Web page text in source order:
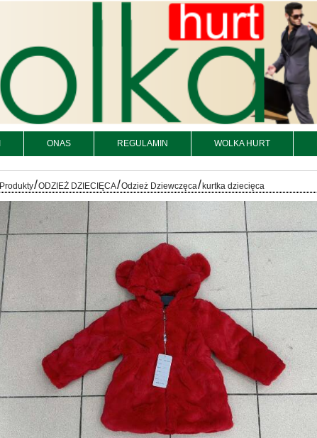
ONAS REGULAMIN WOLKA HURT
Produkty/ODZIEŻ DZIECIĘCA/Odzież Dziewczęca/ kurtka dziecięca